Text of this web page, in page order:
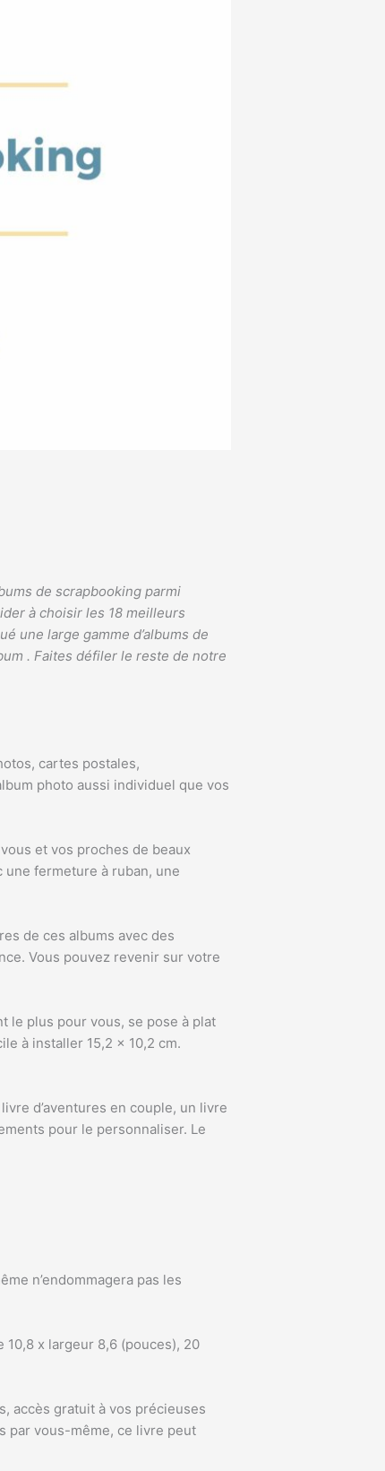
de scrapbooking parmi
à choisir les 18 meilleurs
une large gamme d’albums de
. Faites défiler le reste de notre
cartes postales,
photo aussi individuel que vos
et vos proches de beaux
fermeture à ruban, une
de ces albums avec des
Vous pouvez revenir sur votre
le plus pour vous, se pose à plat
à installer 15,2 x 10,2 cm.
d’aventures en couple, un livre
pour le personnaliser. Le
n’endommagera pas les
x largeur 8,6 (pouces), 20
accès gratuit à vos précieuses
par vous-même, ce livre peut